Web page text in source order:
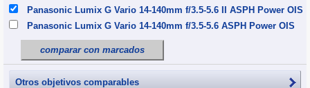
Panasonic Lumix G Vario 14-140mm f/3.5-5.6 II ASPH Power OIS
Panasonic Lumix G Vario 14-140mm f/3.5-5.6 ASPH Power OIS
comparar con marcados
Otros objetivos comparables